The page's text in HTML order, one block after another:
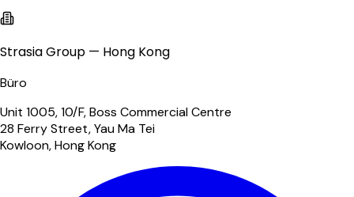
Strasia Group — Hong Kong
Büro
Unit 1005, 10/F, Boss Commercial Centre
28 Ferry Street, Yau Ma Tei
Kowloon, Hong Kong